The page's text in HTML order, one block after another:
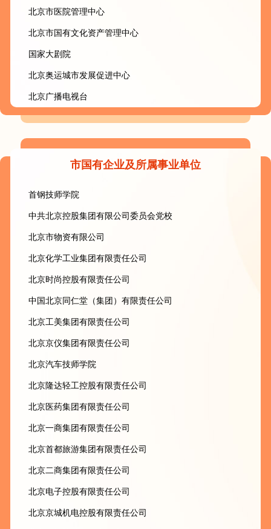
北京市医院管理中心
北京市国有文化资产管理中心
国家大剧院
北京奥运城市发展促进中心
北京广播电视台
市国有企业及所属事业单位
首钢技师学院
中共北京控股集团有限公司委员会党校
北京市物资有限公司
北京化学工业集团有限责任公司
北京时尚控股有限责任公司
中国北京同仁堂（集团）有限责任公司
北京工美集团有限责任公司
北京京仪集团有限责任公司
北京汽车技师学院
北京隆达轻工控股有限责任公司
北京医药集团有限责任公司
北京一商集团有限责任公司
北京首都旅游集团有限责任公司
北京二商集团有限责任公司
北京电子控股有限责任公司
北京京城机电控股有限责任公司